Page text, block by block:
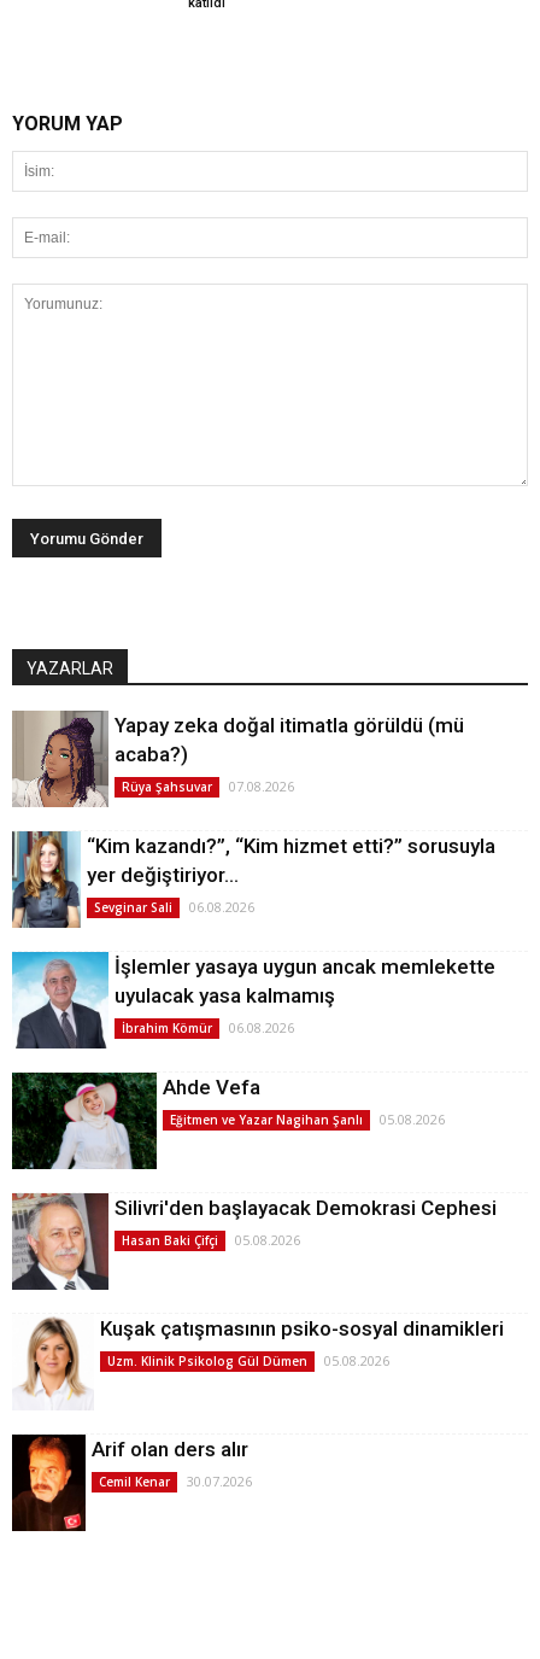
YORUM YAP
YAZARLAR
Yapay zeka doğal itimatla görüldü (mü
acaba?)
Rüya Şahsuvar 07.08.2026
“Kim kazandı?”, “Kim hizmet etti?” sorusuyla
yer değiştiriyor…
Sevginar Sali 06.08.2026
İşlemler yasaya uygun ancak memlekette
uyulacak yasa kalmamış
İbrahim Kömür 06.08.2026
Ahde Vefa
Eğitmen ve Yazar Nagihan Şanlı 05.08.2026
Silivri'den başlayacak Demokrasi Cephesi
Hasan Baki Çifçi 05.08.2026
Kuşak çatışmasının psiko-sosyal dinamikleri
Uzm. Klinik Psikolog Gül Dümen 05.08.2026
Arif olan ders alır
Cemil Kenar 30.07.2026